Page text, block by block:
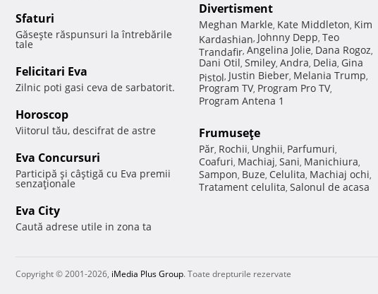
Sfaturi
Găseşte răspunsuri la întrebările
tale
Felicitari Eva
Zilnic poti gasi ceva de sarbatorit.
Horoscop
Viitorul tău, descifrat de astre
Eva Concursuri
Participă şi câştigă cu Eva premii
senzaţionale
Eva City
Caută adrese utile in zona ta
Divertisment
Meghan Markle, Kate Middleton, Kim
Kardashian, Johnny Depp, Teo
Trandafir, Angelina Jolie, Dana Rogoz,
Dani Otil, Smiley, Andra, Delia, Gina
Pistol, Justin Bieber, Melania Trump,
Program TV, Program Pro TV,
Program Antena 1
Frumuseţe
Păr, Rochii, Unghii, Parfumuri,
Coafuri, Machiaj, Sani, Manichiura,
Sampon, Buze, Celulita, Machiaj ochi,
Tratament celulita, Salonul de acasa
Copyright © 2001-2026, iMedia Plus Group. Toate drepturile rezervate